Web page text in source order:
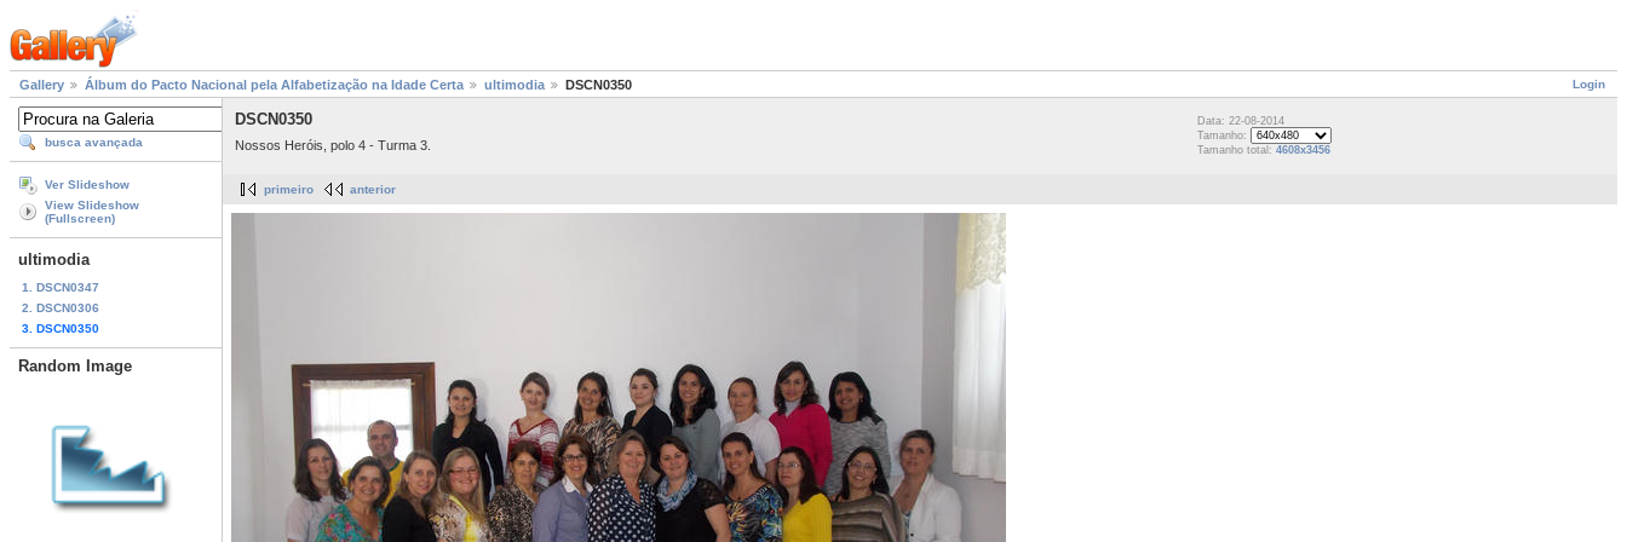
Login
Gallery Álbum do Pacto Nacional pela Alfabetização na Idade Certa ultimodia DSCN0350
busca avançada
Ver Slideshow
View Slideshow
(Fullscreen)
ultimodia
1. DSCN0347
2. DSCN0306
3. DSCN0350
Random Image
DSCN0350
Nossos Heróis, polo 4 - Turma 3.
Data: 22-08-2014
Tamanho:
Tamanho total: 4608x3456
primeiro anterior